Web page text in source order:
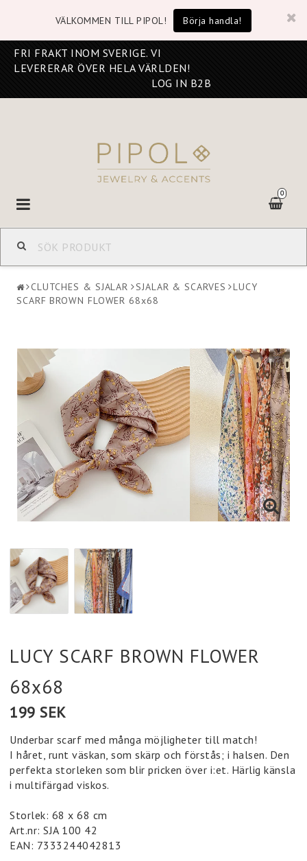
VÄLKOMMEN TILL PIPOL! Börja handla!
FRI FRAKT INOM SVERIGE. VI
LEVERERAR ÖVER HELA VÄRLDEN!
LOG IN B2B
0
Toggle
navigation
CLUTCHES & SJALAR SJALAR & SCARVES
LUCY
SCARF BROWN FLOWER 68x68
LUCY SCARF BROWN FLOWER
68x68
199 SEK
Underbar scarf med många möjligheter till match!
I håret, runt väskan, som skärp och förstås; i halsen. Den
perfekta storleken som blir pricken över i:et. Härlig känsla
i multifärgad viskos.
Storlek: 68 x 68 cm
Art.nr: SJA 100 42
EAN: 7333244042813